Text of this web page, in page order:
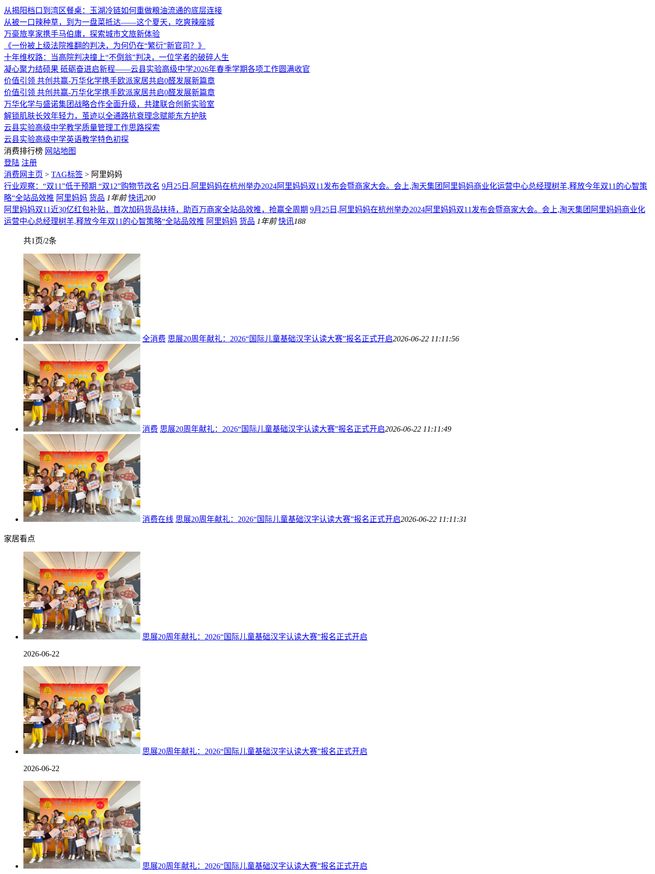
从揭阳档口到湾区餐桌：玉湖冷链如何重做粮油流通的底层连接
从被一口辣种草，到为一盘菜抵达——这个夏天，吃爽辣座城
万豪旅享家携手马伯庸，探索城市文旅新体验
《一份被上级法院推翻的判决，为何仍在“繁衍”新官司？》
十年维权路：当高院判决撞上“不倒翁”判决，一位学者的破碎人生
凝心聚力结硕果 砥砺奋进启新程——云县实验高级中学2026年春季学期各项工作圆满收官
价值引领 共创共赢-万华化学携手欧派家居共启0醛发展新篇章
价值引领 共创共赢-万华化学携手欧派家居共启0醛发展新篇章
万华化学与盛诺集团战略合作全面升级，共建联合创新实验室
解锁肌肤长效年轻力，茧迹以全通路抗衰理念赋能东方护肤
云县实验高级中学教学质量管理工作思路探索
云县实验高级中学英语教学特色初探
消费排行榜 网站地图
登陆 注册
消费网主页 > TAG标签 > 阿里妈妈
行业观察：“双11”低于预期 “双12”购物节改名 9月25日,阿里妈妈在杭州举办2024阿里妈妈双11发布会暨商家大会。会上,淘天集团阿里妈妈商业化运营中心总经理树羊,释放今年双11的心智策
略“全站品效推 阿里妈妈 货品 1年前 快讯200
阿里妈妈双11近30亿红包补贴，首次加码货品扶持，助百万商家全站品效推，抢赢全周期 9月25日,阿里妈妈在杭州举办2024阿里妈妈双11发布会暨商家大会。会上,淘天集团阿里妈妈商业化
运营中心总经理树羊,释放今年双11的心智策略“全站品效推 阿里妈妈 货品 1年前 快讯188
共1页/2条
全消费 思展20周年献礼：2026“国际儿童基础汉字认读大赛”报名正式开启2026-06-22 11:11:56
消费 思展20周年献礼：2026“国际儿童基础汉字认读大赛”报名正式开启2026-06-22 11:11:49
消费在线 思展20周年献礼：2026“国际儿童基础汉字认读大赛”报名正式开启2026-06-22 11:11:31
家居看点
思展20周年献礼：2026“国际儿童基础汉字认读大赛”报名正式开启
2026-06-22
思展20周年献礼：2026“国际儿童基础汉字认读大赛”报名正式开启
2026-06-22
思展20周年献礼：2026“国际儿童基础汉字认读大赛”报名正式开启